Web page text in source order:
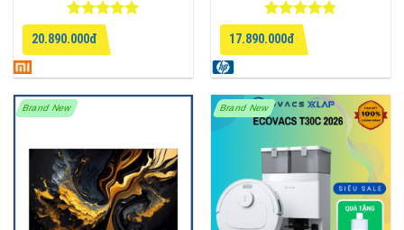
Được xếp
hạng
55
sao
20.890.000đ
Được xếp
hạng
4.75
5 sao
17.890.000đ
Brand New Brand New